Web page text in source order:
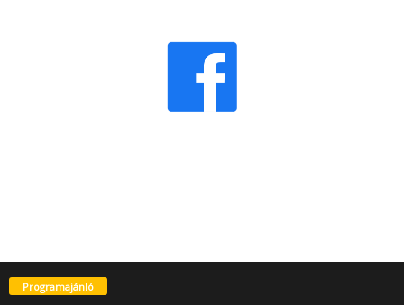
Programajánló